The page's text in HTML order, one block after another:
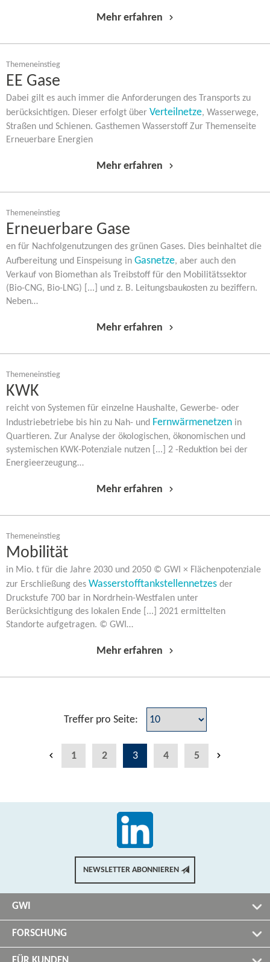
Mehr erfahren
Themeneinstieg
EE Gase
Dabei gilt es auch immer die Anforderungen des Transports zu
berücksichtigen. Dieser erfolgt über Verteilnetze, Wasserwege,
Straßen und Schienen. Gasthemen Wasserstoff Zur Themenseite
Erneuerbare Energien
Mehr erfahren
Themeneinstieg
Erneuerbare Gase
en für Nachfolgenutzungen des grünen Gases. Dies beinhaltet die
Aufbereitung und Einspeisung in Gasnetze, aber auch den
Verkauf von Biomethan als Treibstoff für den Mobilitätssektor
(Bio-​CNG, Bio-​LNG) [...] und z. B. Leitungsbaukosten zu beziffern.
Neben…
Mehr erfahren
Themeneinstieg
KWK
reicht von Systemen für einzelne Haushalte, Gewerbe-​ oder
Industriebetriebe bis hin zu Nah- und Fernwärmenetzen in
Quartieren. Zur Analyse der ökologischen, ökonomischen und
systemischen KWK-​Potenziale nutzen [...] 2 -​Reduktion bei der
Energieerzeugung…
Mehr erfahren
Themeneinstieg
Mobilität
in Mio. t für die Jahre 2030 und 2050 © GWI × Flächenpotenziale
zur Erschließung des Wasserstofftankstellennetzes der
Druckstufe 700 bar in Nordrhein-​Westfalen unter
Berücksichtigung des lokalen Ende [...] 2021 ermittelten
Standorte aufgetragen. © GWI…
Mehr erfahren
Treffer pro Seite:
1 2 3 4 5
NEWSLETTER ABONNIEREN
GWI
FORSCHUNG